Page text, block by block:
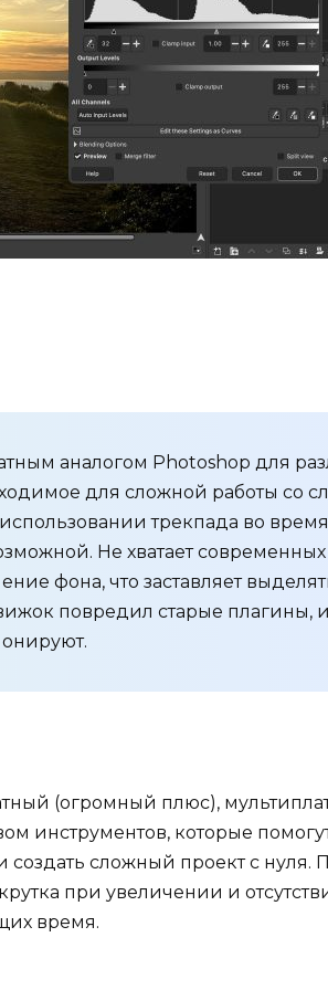
аналогом Photoshop для
для сложной работы со
трекпада во
Не хватает
фона, что заставляет
повредил старые плагины,
(огромный плюс),
инструментов, которые
сложный проект с нуля.
при увеличении и
время.